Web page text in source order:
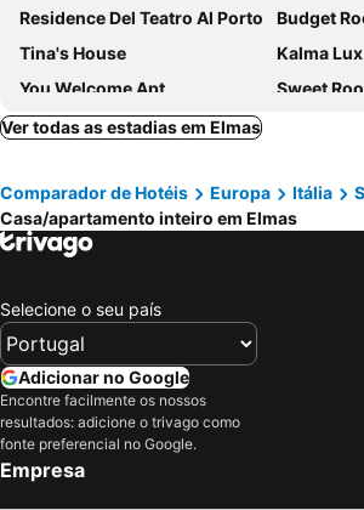
Residence Del Teatro Al Porto
Budget
Tina's House
Kalma
You Welcome Apt
Sweet
B&B Panorama Cagliari
Biviusu In Casteddu
Monserrato
La Casetta Di Via Stretta
Maison
Piazza Martiri Rooms
Machiavelli Home
Lodgings
CagliariParadiseApartament Waves
Casa Vacanze Capoterra
South Sardinia, Apartment With Garden
Ver todas as estadias em Elmas
Comparador de Hotéis Europa Itália
Casa/apartamento inteiro em Elmas
Selecione o seu país
Adicionar no Google
Encontre facilmente os nossos
resultados: adicione o trivago como
fonte preferencial no Google.
Empresa